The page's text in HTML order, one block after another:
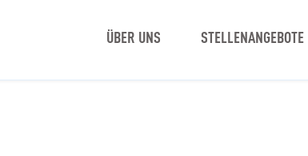
ÜBER UNS STELLENANGEBOTE